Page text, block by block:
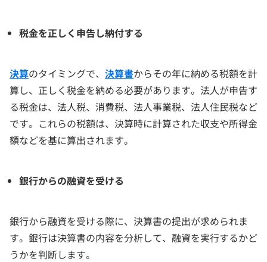
税金を正しく申告し納付する
決算のタイミングで、 決算書からその年に納める税額を計
算し、正しく税金を納める必要があります。法人が申告す
る税金は、法人税、消費税、法人事業税、法人住民税など
です。これらの税額は、決算時に計算された収支や所得金
額などを基に算出されます。
銀行からの融資を受ける
銀行から融資を受ける際に、決算書の提出が求められま
す。銀行は決算書の内容を分析して、融資を実行するかど
うかを判断します。